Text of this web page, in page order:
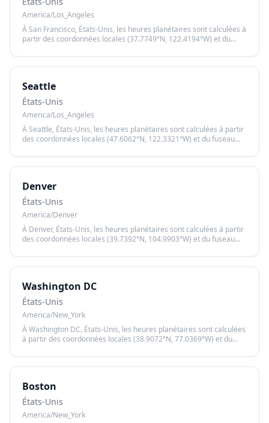
America/Los_Angeles
À San Francisco, États-Unis, les heures planétaires sont calculées à
partir des coordonnées locales (37.7749°N, 122.4194°W) et du
basé sur le lever et le coucher du soleil.
Seattle
États-Unis
America/Los_Angeles
À Seattle, États-Unis, les heures planétaires sont calculées à partir
des coordonnées locales (47.6062°N, 122.3321°W) et du fuseau
sur le lever et le coucher du soleil.
Denver
États-Unis
America/Denver
À Denver, États-Unis, les heures planétaires sont calculées à partir
des coordonnées locales (39.7392°N, 104.9903°W) et du fuseau
lever et le coucher du soleil.
Washington DC
États-Unis
America/New_York
À Washington DC, États-Unis, les heures planétaires sont calculées
à partir des coordonnées locales (38.9072°N, 77.0369°W) et du
basé sur le lever et le coucher du soleil.
Boston
États-Unis
America/New_York